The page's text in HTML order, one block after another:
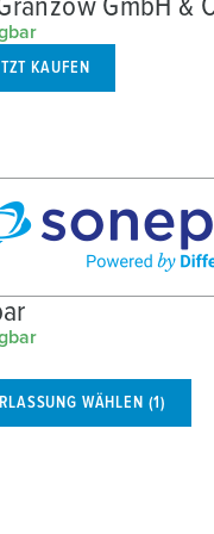
GmbH &
KAUFEN
WÄHLEN (1)